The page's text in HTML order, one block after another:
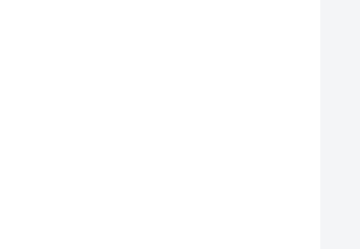
新オーディションが“まんまジャニーズ”とフ